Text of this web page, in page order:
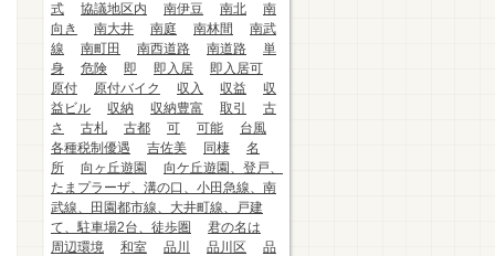
式
協議地区内 南伊豆 南北
南
向き
南大井 南庭 南林間
南武
線
南町田 南西道路 南道路
単
身
危険 即 即入居
即入居可
原付
原付バイク 収入 収益
収
益ビル
収納 収納豊富 取引
古
さ
古札 古都 可 可能
台風
各種税制優遇
吉佐美 同棲
名
所
向ヶ丘遊園
向ケ丘遊園、登戸、
たまプラーザ、溝の口、小田急線、南
武線、田園都市線、大井町線、戸建
て、駐車場2台、徒歩圏
君の名は
周辺環境
和室 品川 品川区
品